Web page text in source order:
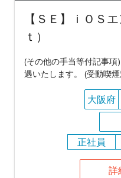
【ＳＥ】ｉＯＳ
ｔ）
(その他の手当等付記事
遇いたします。 (受動喫
大阪府
正社員
詳